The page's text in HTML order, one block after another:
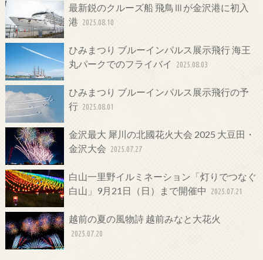
最新鋭のクルーズ船 飛鳥Ⅲが金沢港に初入
港 2025.08.10
ひみまつり ブルーインパルス展示飛行 海王
丸パークでのフライバイ
2025.08.03
ひみまつり ブルーインパルス展示飛行の予
行 2025.08.01
金沢最大 犀川の北國花火大会 2025 大豆田・
金沢大会 2025.07.27
白山一里野イルミネーション「灯りでつなぐ
白山」9月21日（日）まで開催中
2025.07.21
越前の夏の風物詩 越前みなと大花火
2025.07.20